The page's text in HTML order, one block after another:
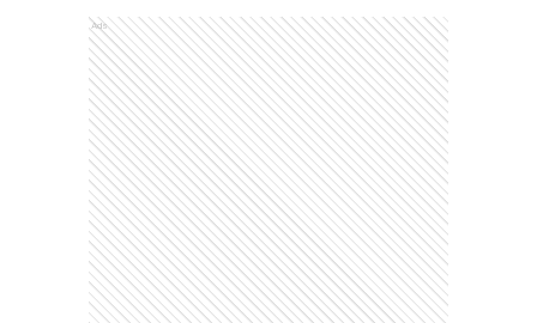
Ads